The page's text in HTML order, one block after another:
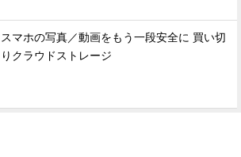
スマホの写真／動画をもう一段安全に 買い切
りクラウドストレージ